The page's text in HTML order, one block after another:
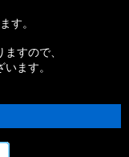
す。
すので、
ます。